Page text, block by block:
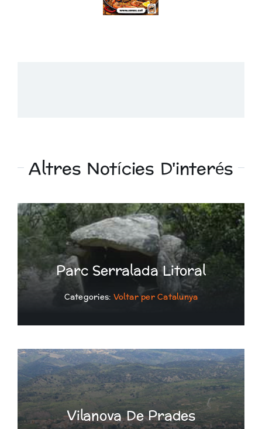
Altres Notícies D'interés
Parc Serralada Litoral
Categories: Voltar per Catalunya
Vilanova De Prades